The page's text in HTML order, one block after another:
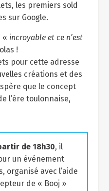
les premiers sold
sur Google.
« incroyable et ce n’est
!
pour cette adresse
créations et des
que le concept
l’ère toulonnaise,
de 18h30, il
un événement
organisé avec l’aide
de « Booj »